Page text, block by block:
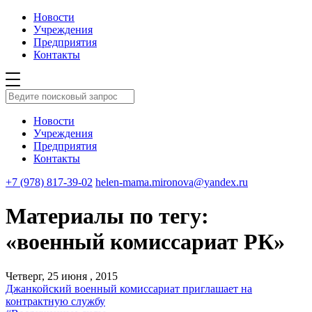
Новости
Учреждения
Предприятия
Контакты
Новости
Учреждения
Предприятия
Контакты
+7 (978) 817-39-02 helen-mama.mironova@yandex.ru
Материалы по тегу:
«военный комиссариат РК»
Четверг, 25 июня , 2015
Джанкойский военный комиссариат приглашает на
контрактную службу